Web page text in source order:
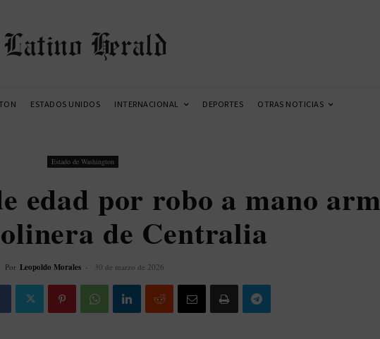
Latino Herald
ESTADOS UNIDOS INTERNACIONAL DEPORTES OTRAS NOTICIAS
Estado de Washington
edad por robo a mano
de Centralia
Por Leopoldo Morales - 30 de marzo de 2026